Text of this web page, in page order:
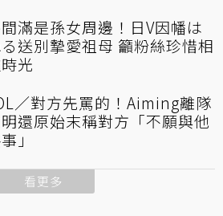
滿是孫女周邊！日V因幡は
送別摯愛祖母 籲粉絲珍惜相
光
／對方先罵的！Aiming離隊
還原始末稱對方「不願與他
」
看更多